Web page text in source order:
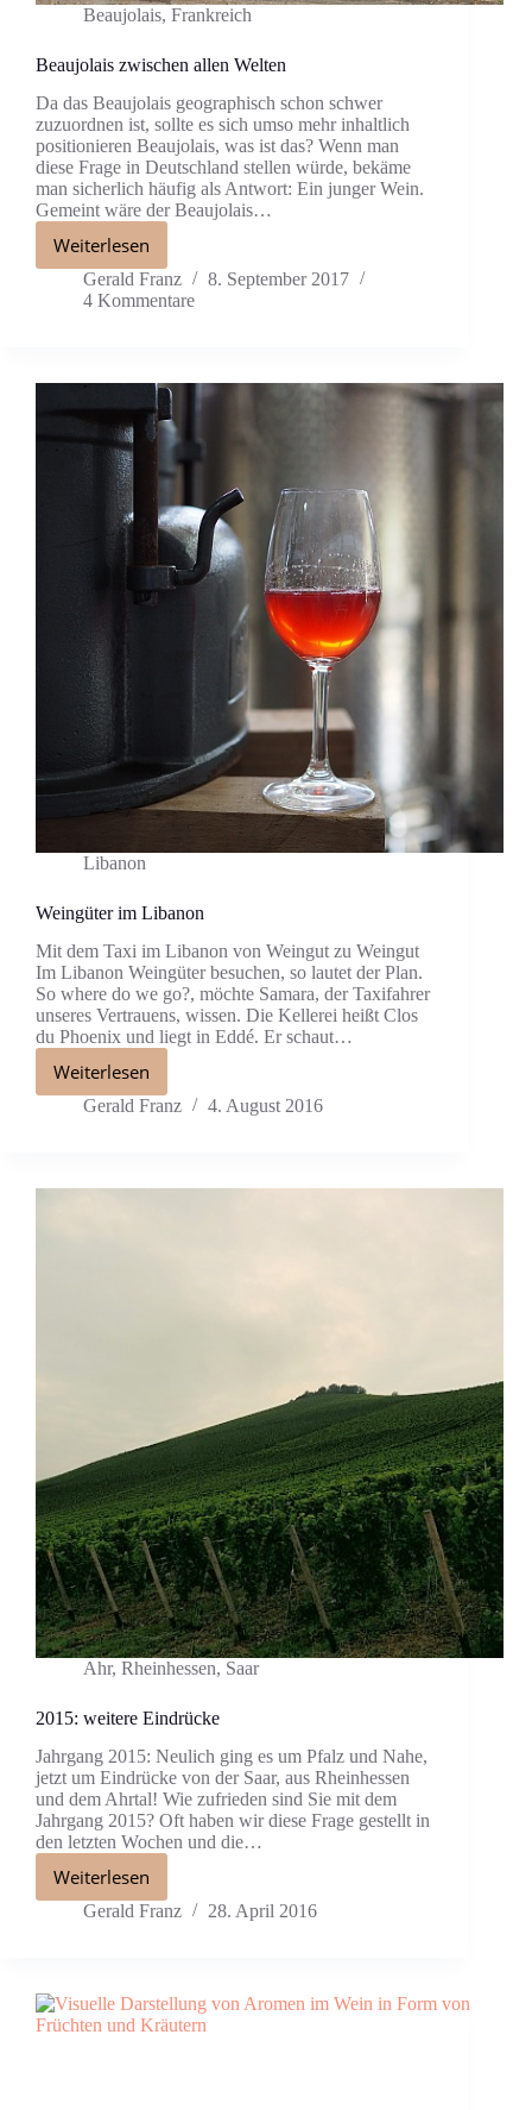
Beaujolais, Frankreich
Beaujolais zwischen allen Welten
Da das Beaujolais geographisch schon schwer
zuzuordnen ist, sollte es sich umso mehr inhaltlich
positionieren Beaujolais, was ist das? Wenn man
diese Frage in Deutschland stellen würde, bekäme
man sicherlich häufig als Antwort: Ein junger Wein.
Gemeint wäre der Beaujolais…
Weiterlesen
Gerald Franz
8. September 2017
4 Kommentare
Libanon
Weingüter im Libanon
Mit dem Taxi im Libanon von Weingut zu Weingut
Im Libanon Weingüter besuchen, so lautet der Plan.
So where do we go?, möchte Samara, der Taxifahrer
unseres Vertrauens, wissen. Die Kellerei heißt Clos
du Phoenix und liegt in Eddé. Er schaut…
Weiterlesen
Gerald Franz 4. August 2016
Ahr, Rheinhessen, Saar
2015: weitere Eindrücke
Jahrgang 2015: Neulich ging es um Pfalz und Nahe,
jetzt um Eindrücke von der Saar, aus Rheinhessen
und dem Ahrtal! Wie zufrieden sind Sie mit dem
Jahrgang 2015? Oft haben wir diese Frage gestellt in
den letzten Wochen und die…
Weiterlesen
Gerald Franz 28. April 2016